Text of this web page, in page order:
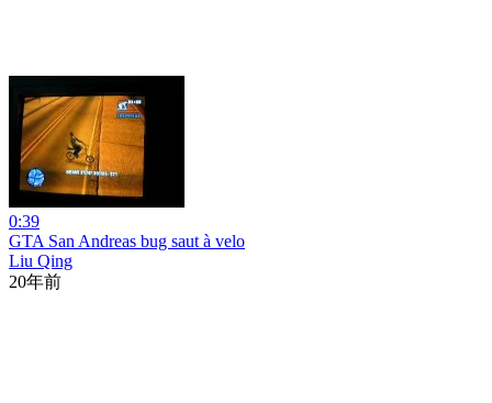
0:39
GTA San Andreas bug saut à velo
Liu Qing
20年前